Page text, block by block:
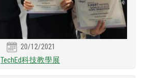
20/12/2021
TechEd科技教學展